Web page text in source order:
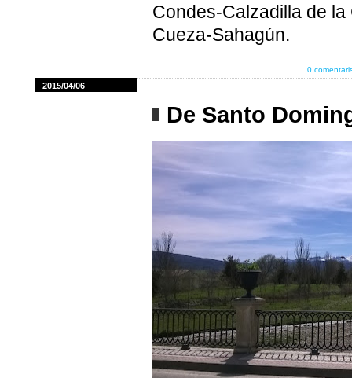
Condes-Calzadilla de
Cueza-Sahagún.
0
2015/04/06
De Santo